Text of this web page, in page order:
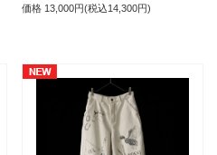
価格 13,000円(税込14,300円)